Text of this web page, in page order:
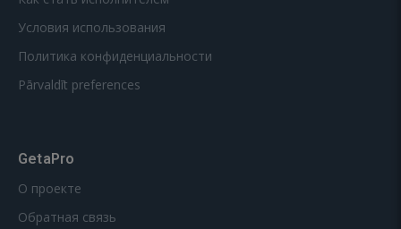
Условия использования
Политика конфиденциальности
Pārvaldīt preferences
GetaPro
О проекте
Обратная связь